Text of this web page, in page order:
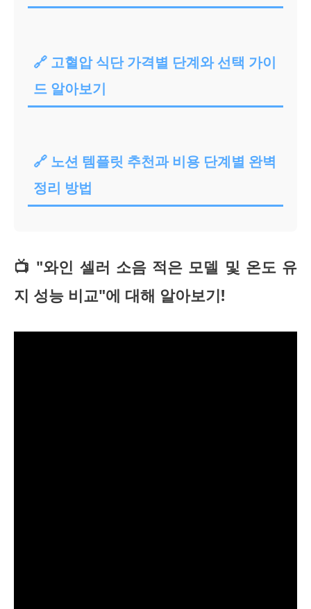
🔗 고혈압 식단 가격별 단계와 선택 가이
드 알아보기
🔗 노션 템플릿 추천과 비용 단계별 완벽
정리 방법
📺 "와인 셀러 소음 적은 모델 및 온도 유
지 성능 비교"에 대해 알아보기!